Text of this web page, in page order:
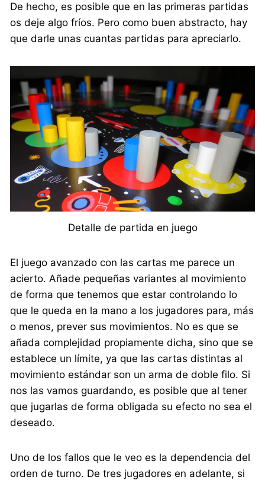
De hecho, es posible que en las primeras partidas
os deje algo fríos. Pero como buen abstracto, hay
que darle unas cuantas partidas para apreciarlo.
Detalle de partida en juego
El juego avanzado con las cartas me parece un
acierto. Añade pequeñas variantes al movimiento
de forma que tenemos que estar controlando lo
que le queda en la mano a los jugadores para, más
o menos, prever sus movimientos. No es que se
añada complejidad propiamente dicha, sino que se
establece un límite, ya que las cartas distintas al
movimiento estándar son un arma de doble filo. Si
nos las vamos guardando, es posible que al tener
que jugarlas de forma obligada su efecto no sea el
deseado.
Uno de los fallos que le veo es la dependencia del
orden de turno. De tres jugadores en adelante, si